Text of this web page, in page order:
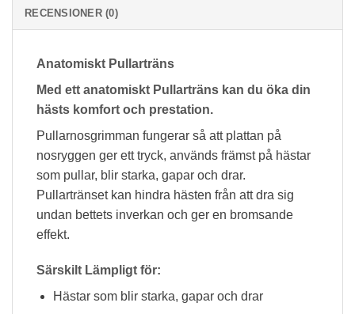
RECENSIONER (0)
Anatomiskt Pullarträns
Med ett anatomiskt Pullarträns kan du öka din
hästs komfort och prestation.
Pullarnosgrimman fungerar så att plattan på
nosryggen ger ett tryck, används främst på hästar
som pullar, blir starka, gapar och drar.
Pullartränset kan hindra hästen från att dra sig
undan bettets inverkan och ger en bromsande
effekt.
Särskilt Lämpligt för:
Hästar som blir starka, gapar och drar